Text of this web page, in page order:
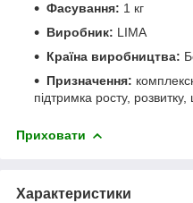
Фасування: 1 кг
Виробник: LIMA
Країна виробництва:
Призначення:
підтримка росту,
Приховати
Характеристики